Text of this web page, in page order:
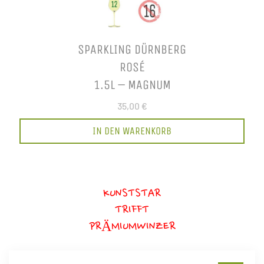
SPARKLING DÜRNBERG
ROSÉ
1.5L – MAGNUM
35,00 €
IN DEN WARENKORB
KUNSTSTAR
TRIFFT
PRÄMIUMWINZER